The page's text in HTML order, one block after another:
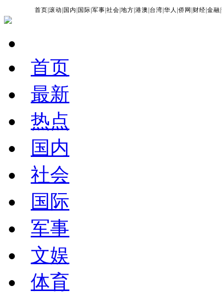
首页 |滚动 国内 国际 |军事 |社会 |地方 |港澳 台湾 |华人 |侨网 财经 |金融 |
首页
最新
热点
国内
社会
国际
军事
文娱
体育